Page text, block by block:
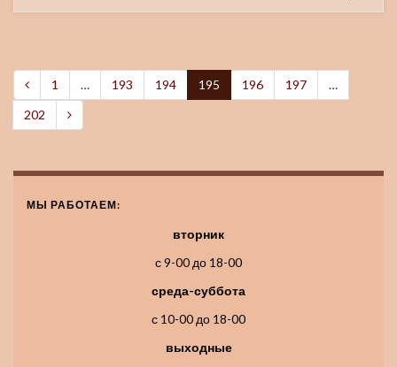
1 … 193 194 195 196 197
…
202
МЫ РАБОТАЕМ:
вторник
с 9-00 до 18-00
среда-суббота
с 10-00 до 18-00
выходные